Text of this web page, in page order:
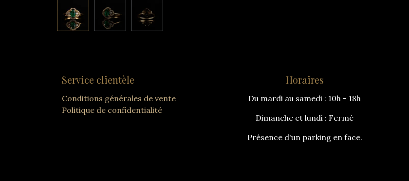
Horaires
Du mardi au samedi : 10h - 18h
Dimanche et lundi : Fermé
Présence d'un parking en face.
Service clientèle
Conditions générales de vente
Politique de confidentialité